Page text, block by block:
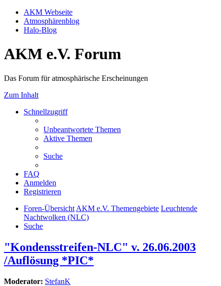
AKM Webseite
Atmosphärenblog
Halo-Blog
AKM e.V. Forum
Das Forum für atmosphärische Erscheinungen
Zum Inhalt
Schnellzugriff
Unbeantwortete Themen
Aktive Themen
Suche
FAQ
Anmelden
Registrieren
Foren-Übersicht AKM e.V. Themengebiete Leuchtende
Nachtwolken (NLC)
Suche
"Kondensstreifen-NLC" v. 26.06.2003
/Auflösung *PIC*
Moderator: StefanK